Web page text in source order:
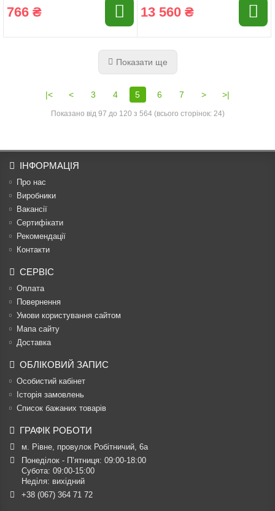
766 ₴ 13 560 ₴
Показати ще
|< < 3 4 5 6 7 > >|
Показано від 97 до 120 з 564 (всього сторінок: 24)
ІНФОРМАЦІЯ
Про нас
Виробники
Вакансії
Сертифікати
Рекомендації
Контакти
СЕРВІС
Оплата
Повернення
Умови користування сайтом
Мапа сайту
Доставка
ОБЛІКОВИЙ ЗАПИС
Особистий кабінет
Історія замовлень
Список бажаних товарів
ГРАФІК РОБОТИ
м. Рівне, провулок Робітничий, 6а
Понеділок - П’ятниця: 09:00-18:00
Субота: 09:00-15:00
Неділя: вихідний
+38 (067) 364 71 72